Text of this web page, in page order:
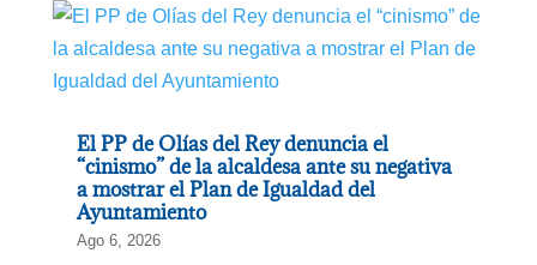
El PP de Olías del Rey denuncia el
“cinismo” de la alcaldesa ante su negativa
a mostrar el Plan de Igualdad del
Ayuntamiento
Ago 6, 2026